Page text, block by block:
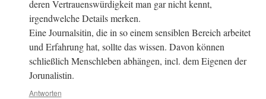
deren Vertrauenswürdigkeit man gar nicht kennt,
irgendwelche Details merken.
Eine Journalsitin, die in so einem sensiblen Bereich arbeitet
und Erfahrung hat, sollte das wissen. Davon können
schließlich Menschleben abhängen, incl. dem Eigenen der
Jorunalistin.
Antworten